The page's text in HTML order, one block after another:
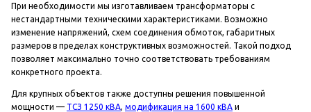
При необходимости мы изготавливаем трансформаторы с
нестандартными техническими характеристиками. Возможно
изменение напряжений, схем соединения обмоток, габаритных
размеров в пределах конструктивных возможностей. Такой подход
позволяет максимально точно соответствовать требованиям
конкретного проекта.
Для крупных объектов также доступны решения повышенной
мощности — ТСЗ 1250 кВА модификация на 1600 кВА и